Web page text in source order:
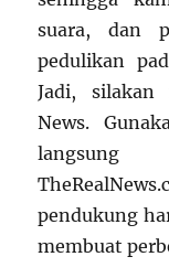
suara, dan
pedulikan
Jadi, silakan
News.
pendukung
membuat